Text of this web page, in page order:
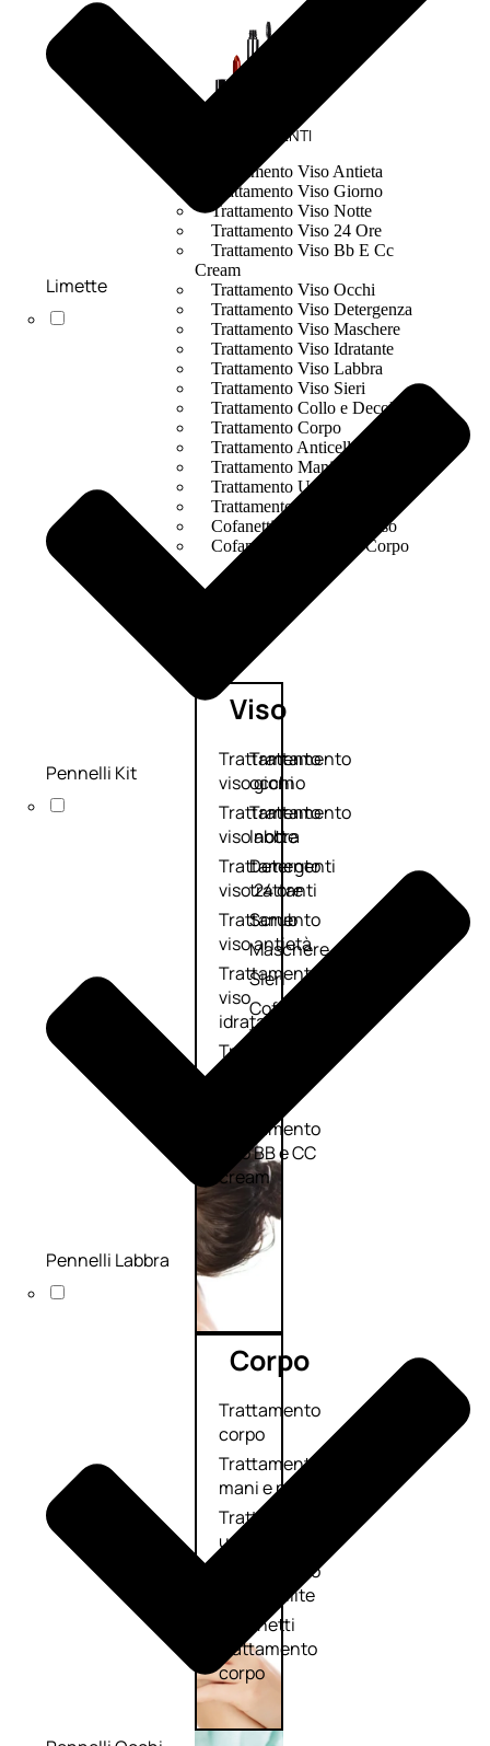
TRATTAMENTI
Trattamento Viso Antieta
Trattamento Viso Giorno
Trattamento Viso Notte
Trattamento Viso 24 Ore
Trattamento Viso Bb E Cc
Cream
Trattamento Viso Occhi
Trattamento Viso Detergenza
Trattamento Viso Maschere
Trattamento Viso Idratante
Trattamento Viso Labbra
Trattamento Viso Sieri
Trattamento Collo e Decolleté
Trattamento Corpo
Trattamento Anticellulite
Trattamento Mani e Piedi
Trattamento Unghie
Trattamento Deodoranti
Cofanetti Trattamento Viso
Cofanetti Trattamento Corpo
Viso
Trattamento
viso giorno
Trattamento
viso notte
Trattamento
viso 24 ore
Trattamento
viso antietà
Trattamento
viso
idratante
Trattamento
Trattamento
viso BB e CC
cream
Trattamento
occhi
Trattamento
labbra
Detergenti
trattanti
Scrub
Maschere
Sieri
Cofanetti
trattamento
Corpo
Trattamento
corpo
Trattamento
mani e piedi
Trattamento
unghie
Trattamento
anticellulite
Cofanetti
trattamento
corpo
Limette
Pennelli Kit
Pennelli Labbra